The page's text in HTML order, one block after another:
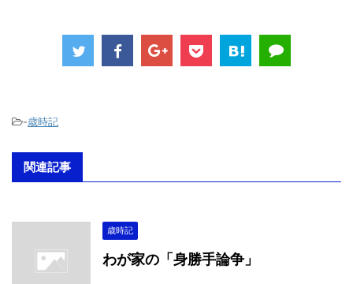
-歳時記
関連記事
歳時記
わが家の「身勝手論争」